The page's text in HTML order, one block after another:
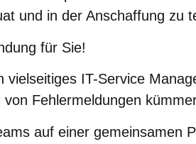
und in der Anschaffung zu
für Sie!
vielseitiges IT-Service
Fehlermeldungen
auf einer